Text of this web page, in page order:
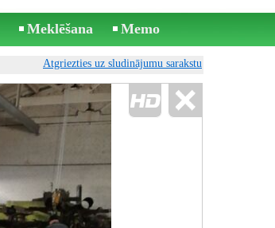
Meklēšana Memo
Atgriezties uz sludinājumu sarakstu